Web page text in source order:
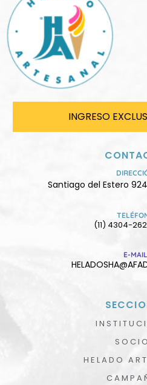
INGRESO
Santiago del Estero
(11) 4304-
E-MAIL
HELADO